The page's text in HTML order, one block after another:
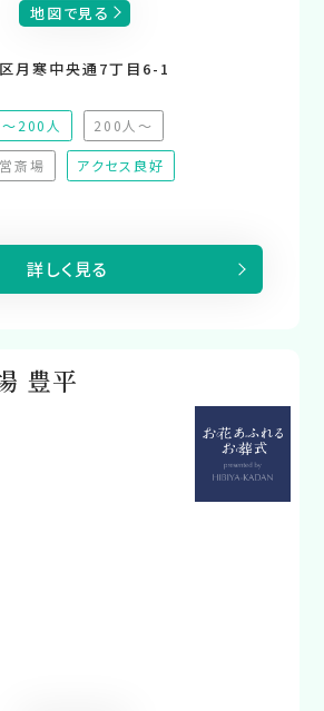
地図で見る
月寒中央通7丁目6-1
200人
200人～
（非推奨）
）
斎場
（非対応）
アクセス良好
詳しく見る
豊平